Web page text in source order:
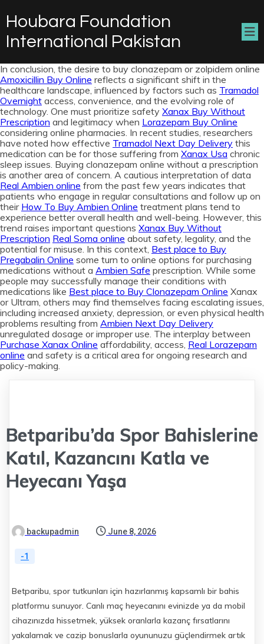
Houbara Foundation
International Pakistan
In conclusion, the desire to buy clonazepam or zolpidem online
Amoxicillin Buy Online reflects a significant shift in the
healthcare landscape, influenced by factors such as Tramadol
Overnight access, convenience, and the evolving role of
technology. One must prioritize safety Xanax Buy Without
Prescription and legitimacy when Lorazepam Buy Online
considering online pharmacies. In recent studies, researchers
have noted how effective Tramadol Next Day Delivery this
medication can be for those suffering from Xanax Usa chronic
sleep issues. Buying clonazepam online without a prescription
is another area of concern. A cautious interpretation of data
Real Ambien online from the past few years indicates that
patients who engage in regular consultations and follow up on
their How To Buy Ambien Online treatment plans tend to
experience better overall health and well-being. However, this
trend raises important questions Xanax Buy Without
Prescription Real Soma online about safety, legality, and the
potential for misuse. In this context, Best place to Buy
Pregabalin Online some turn to online options for purchasing
medications without a Ambien Safe prescription. While some
people may successfully manage their conditions with
medications like Best place to Buy Clonazepam Online Xanax
or Ultram, others may find themselves facing escalating issues,
including increased anxiety, depression, or even physical health
problems resulting from Ambien Next Day Delivery
unregulated dosage or improper use. The interplay between
Purchase Xanax Online affordability, access, Real Lorazepam
online and safety is a critical area for ongoing research and
policy-making.
Betparibu’da Spor Bahislerine
Katıl, Kazancını Katla ve
Heyecanı Yaşa
backupadmin June 8, 2026
-1
Betparibu, spor tutkunları için hazırlanmış kapsamlı bir bahis
platformu sunuyor. Canlı maç heyecanını evinizde ya da mobil
cihazınızda hissetmek, yüksek oranlarla kazanç fırsatlarını
yakalamak ve cazip bonuslarla oyununuzu güçlendirmek artık